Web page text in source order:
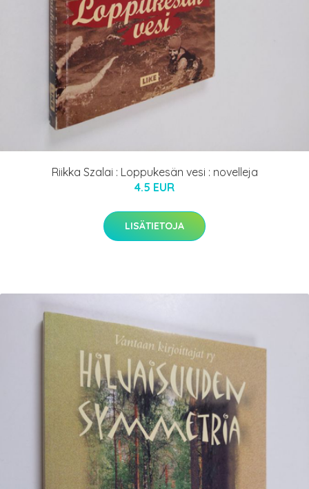
Riikka Szalai : Loppukesän vesi : novelleja
4.5 EUR
LISÄTIETOJA